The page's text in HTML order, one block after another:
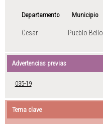
Departamento Municipio
Cesar Pueblo Bello
Advertencias previas
035-19
Tema clave